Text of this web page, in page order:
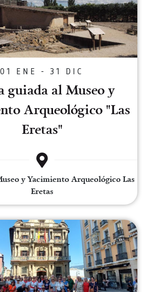
01 ENE - 31 DIC
guiada al Museo y
Arqueológico "Las
Eretas"
y Yacimiento Arqueológico Las
Eretas
Visita a Pamplona para grupos